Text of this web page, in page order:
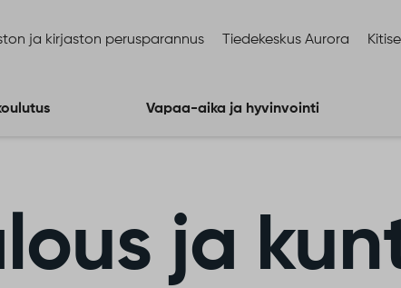
ja kirjaston perusparannus Tiedekeskus Aurora
Vapaa-aika ja hyvinvointi
ja